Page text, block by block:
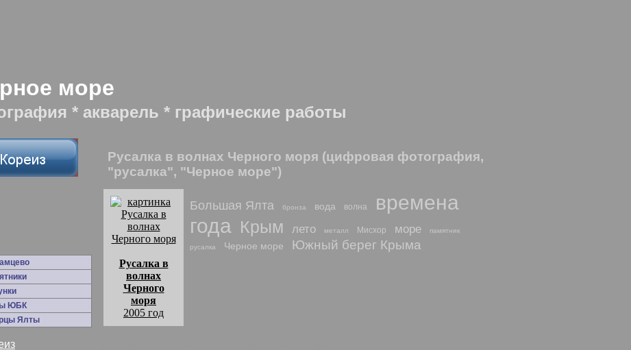
море
* акварель * графические работы
ЮБК
Ялты
Русалка в волнах Черного моря (цифровая фотография,
"русалка", "Черное море")
Русалка в
волнах
Черного
моря
2005 год
Большая Ялта бронза вода волна
времена
года Крым лето металл Мисхор море памятник
русалка Черное море Южный берег Крыма